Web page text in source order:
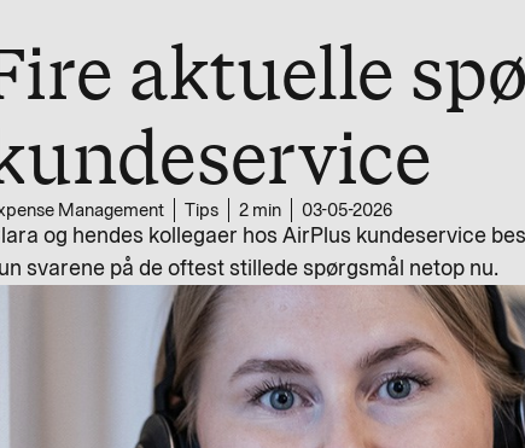
aktuelle
Management Tips 2 min 03-05-2026
og hendes kollegaer hos AirPlus kundeservice
svarene på de oftest stillede spørgsmål netop nu.